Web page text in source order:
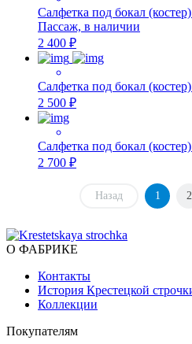
Салфетка под бокал
Пассаж, в наличии
2 400 ₽
Салфетка под бокал
2 500 ₽
Салфетка под бокал
2 700 ₽
Назад 1 2
О ФАБРИКЕ
Контакты
История Крестецкой
Коллекции
Покупателям